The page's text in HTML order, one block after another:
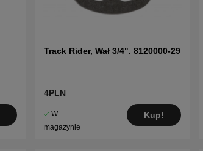
Track Rider, Wał 3/4". 8120000-29
4PLN
W
magazynie
Kup!